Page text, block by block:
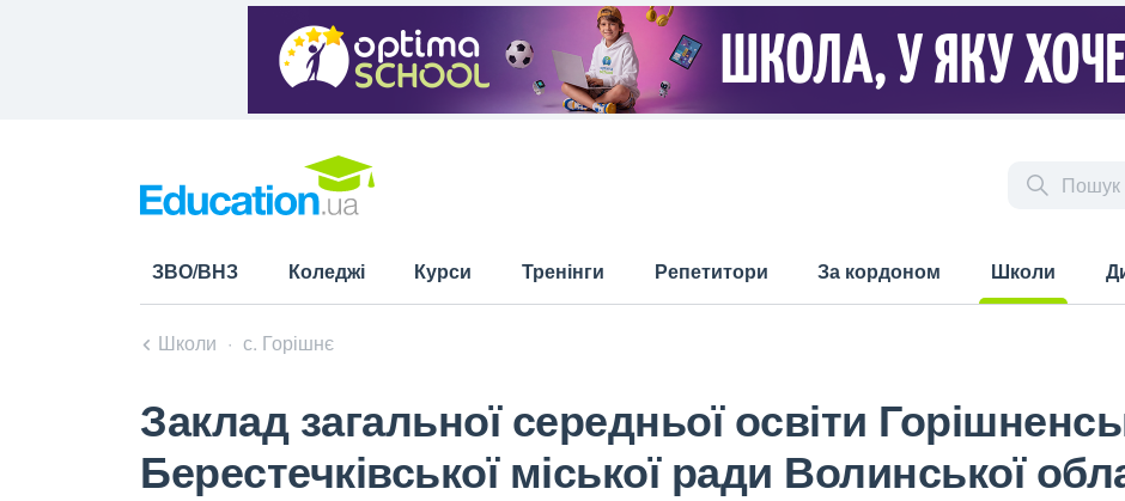
ЗВО/ВНЗ Коледжі Курси Тренінги Репетитори За кордоном
Школи
Школи с. Горішнє
Заклад загальної середньої освіти
Берестечківської міської ради Волинської